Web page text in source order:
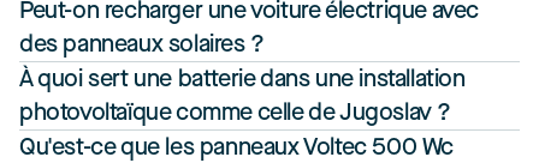
Peut-on recharger une voiture électrique avec
des panneaux solaires ?
À quoi sert une batterie dans une installation
photovoltaïque comme celle de Jugoslav ?
Qu'est-ce que les panneaux Voltec 500 Wc